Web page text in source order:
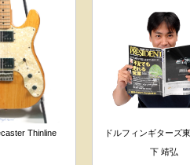
Thinline ドルフィンギターズ
下 靖弘